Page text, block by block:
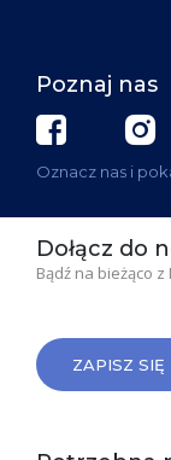
Poznaj nas
Oznacz nas i
Dołącz do
Bądź na bieżąco
ZAPISZ SIĘ